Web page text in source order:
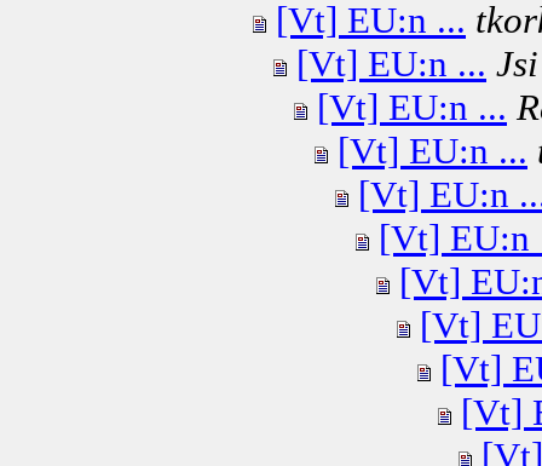
[Vt] EU:n ...
[Vt] EU:n ... Jsi
[Vt] EU:n ...
[Vt] EU:n ...
[Vt] EU:n
[Vt] EU:n
[Vt]
[Vt]
[Vt]
[Vt]